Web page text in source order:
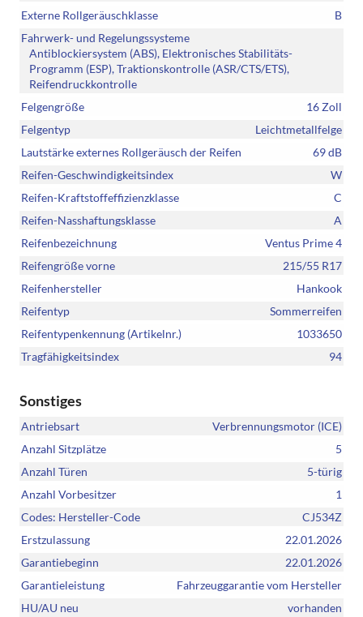
Externe Rollgeräuschklasse
B
Fahrwerk- und Regelungssysteme
Antiblockiersystem (ABS), Elektronisches Stabilitäts-
Programm (ESP), Traktionskontrolle (ASR/CTS/ETS),
Reifendruckkontrolle
Felgengröße
16 Zoll
Felgentyp
Leichtmetallfelge
Lautstärke externes Rollgeräusch der Reifen
69 dB
Reifen-Geschwindigkeitsindex
W
Reifen-Kraftstoffeffizienzklasse
C
Reifen-Nasshaftungsklasse
A
Reifenbezeichnung
Ventus Prime 4
Reifengröße vorne
215/55 R17
Reifenhersteller
Hankook
Reifentyp
Sommerreifen
Reifentypenkennung (Artikelnr.)
1033650
Tragfähigkeitsindex
94
Sonstiges
Antriebsart
Verbrennungsmotor (ICE)
Anzahl Sitzplätze
5
Anzahl Türen
5-türig
Anzahl Vorbesitzer
1
Codes: Hersteller-Code
CJ534Z
Erstzulassung
22.01.2026
Garantiebeginn
22.01.2026
Garantieleistung
Fahrzeuggarantie vom Hersteller
HU/AU neu
vorhanden